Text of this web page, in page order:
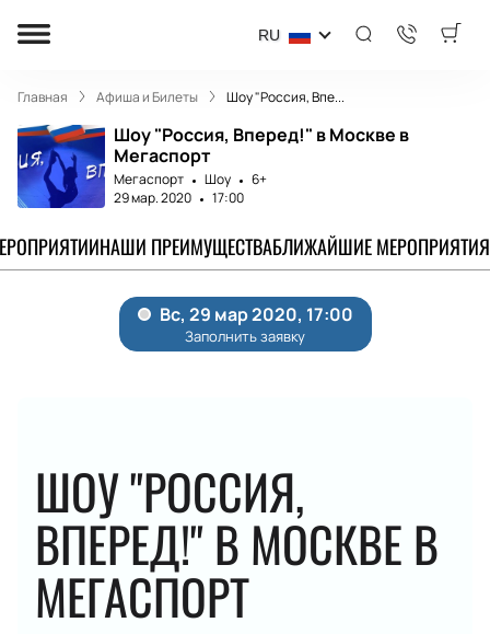
RU
Главная Афиша и Билеты Шоу "Россия, Впе...
Шоу "Россия, Вперед!" в Москве в
Мегаспорт
Мегаспорт Шоу
6+
29 мар. 2020
17:00
НАШИ ПРЕИМУЩЕСТВАБЛИЖАЙШИЕ МЕРОПРИЯТИЯ
ШОУ "РОССИЯ,
ВПЕРЕД!" В МОСКВЕ В
МЕГАСПОРТ